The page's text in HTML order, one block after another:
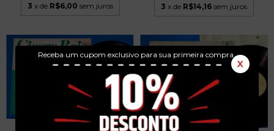
Receba um cupom exclusivo para sua primeira compra.
X
3 x de R$6,00 sem juros 3 x de R$14,16 sem juros
CICERO REIS - GAROTA DO